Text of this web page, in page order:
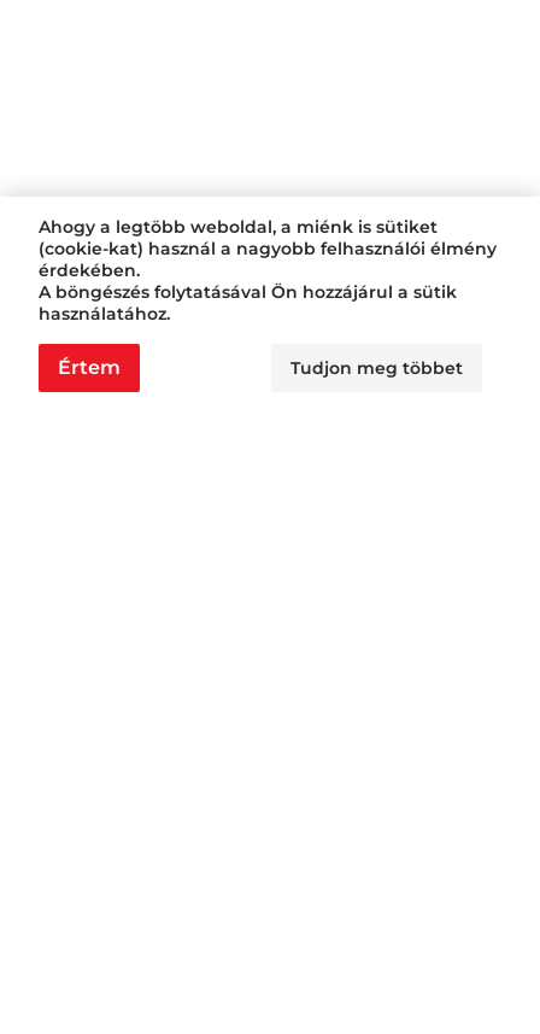
Ahogy a legtöbb weboldal, a miénk is sütiket
(cookie-kat) használ a nagyobb felhasználói élmény
érdekében.
A böngészés folytatásával Ön hozzájárul a sütik
használatához.
Értem Tudjon meg többet